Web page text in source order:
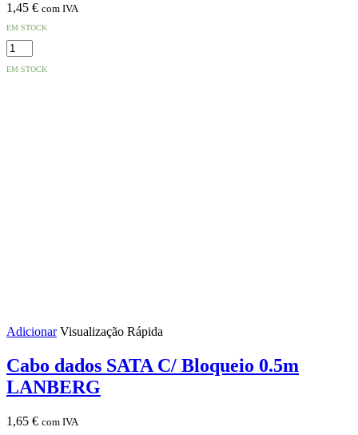
1,45 € com IVA
EM STOCK
Quantidade
de
Cabo
EM STOCK
Adicionar Visualização Rápida
Cabo dados SATA C/ Bloqueio 0.5m
LANBERG
1,65 € com IVA